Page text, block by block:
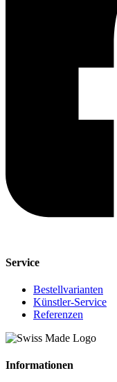
Service
Bestellvarianten
Künstler-Service
Referenzen
Informationen